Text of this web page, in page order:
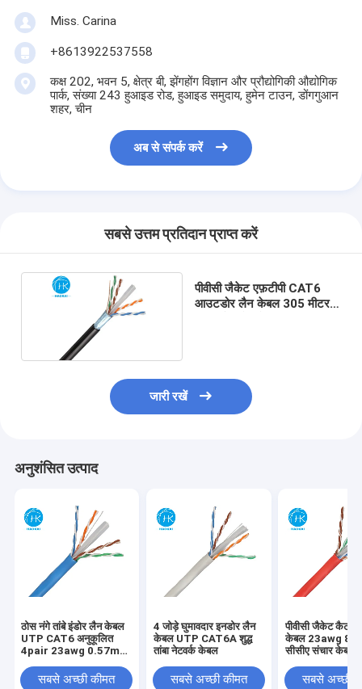
Miss. Carina
+8613922537558
कक्ष 202, भवन 5, क्षेत्र बी, झेंगहोंग विज्ञान और प्रौद्योगिकी औद्योगिक
पार्क, संख्या 243 हुआइड रोड, हुआइड समुदाय, हुमेन टाउन, डोंगगुआन
शहर, चीन
अब से संपर्क करें
सबसे उत्तम प्रतिदान प्राप्त करें
पीवीसी जैकेट एफ़टीपी CAT6
आउटडोर लैन केबल 305 मीटर
जारी रखें
अनुशंसित उत्पाद
ठोस नंगे तांबे इंडोर लैन केबल
UTP CAT6 अनुकूलित
4pair 23awg 0.57mm
सबसे अच्छी कीमत
4 जोड़े घुमावदार इनडोर लैन
केबल UTP CAT6A शुद्ध
तांबा नेटवर्क केबल
सबसे अच्छी कीमत
पीवीसी जैकेट कैट 6
केबल 23awg 8
सीसीए संचार केबल
सबसे अच्छी